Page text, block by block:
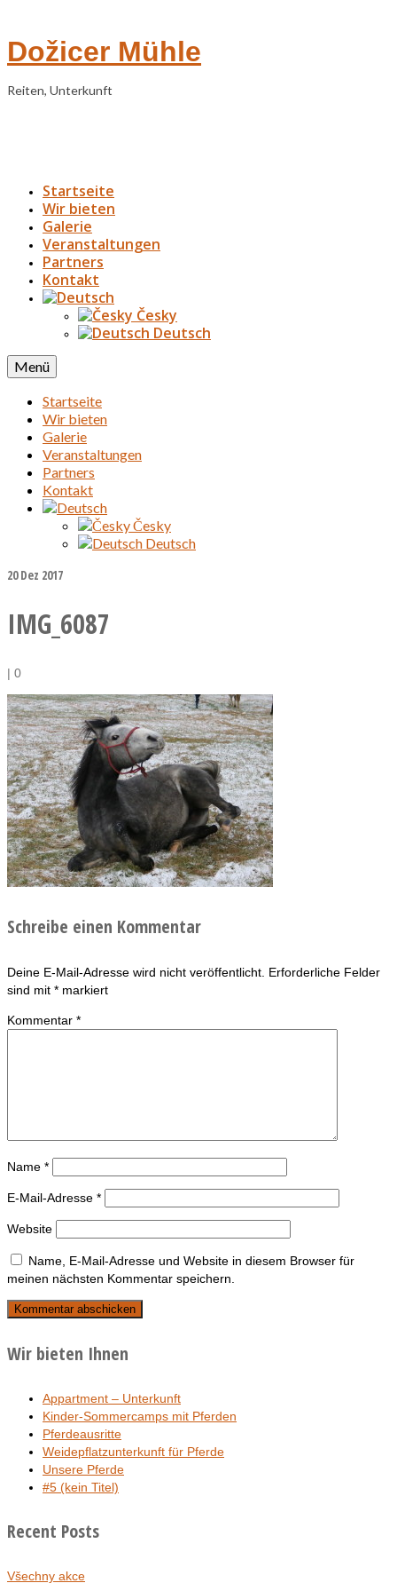
Dožicer Mühle
Reiten, Unterkunft
Startseite
Wir bieten
Galerie
Veranstaltungen
Partners
Kontakt
Česky
Deutsch
Menü
Startseite
Wir bieten
Galerie
Veranstaltungen
Partners
Kontakt
Česky
Deutsch
20Dez 2017
IMG_6087
| 0
Schreibe einen Kommentar
Deine E-Mail-Adresse wird nicht veröffentlicht. Erforderliche Felder
sind mit * markiert
Kommentar *
Name *
E-Mail-Adresse *
Website
Name, E-Mail-Adresse und Website in diesem Browser für
meinen nächsten Kommentar speichern.
Wir bieten Ihnen
Appartment – Unterkunft
Kinder-Sommercamps mit Pferden
Pferdeausritte
Weidepflatzunterkunft für Pferde
Unsere Pferde
#5 (kein Titel)
Recent Posts
Všechny akce